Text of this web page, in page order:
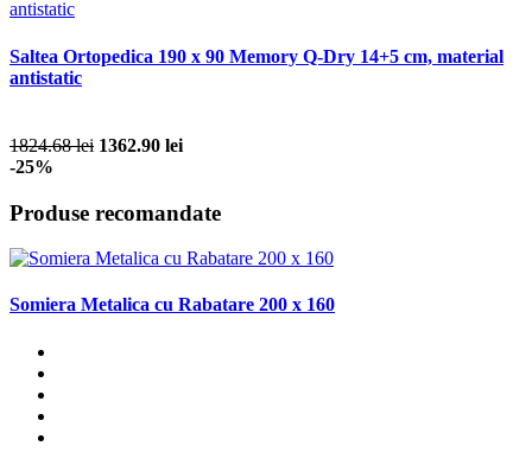
Saltea Ortopedica 190 x 90 Memory Q-Dry 14+5 cm, material
antistatic
1824.68 lei 1362.90 lei
-25%
Produse recomandate
Somiera Metalica cu Rabatare 200 x 160